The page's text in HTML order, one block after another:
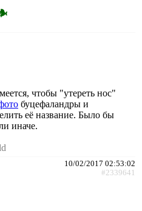
чтобы "утереть нос"
буцефаландры и
её название. Было бы
иначе.
10/02/2017 02:53:02
#2339641